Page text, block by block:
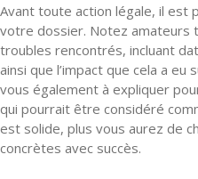
Avant toute action légale, il est
votre dossier. Notez amateurs
troubles rencontrés, incluant
ainsi que l’impact que cela a
vous également à expliquer
qui pourrait être considéré
est solide, plus vous aurez de
concrètes avec succès.